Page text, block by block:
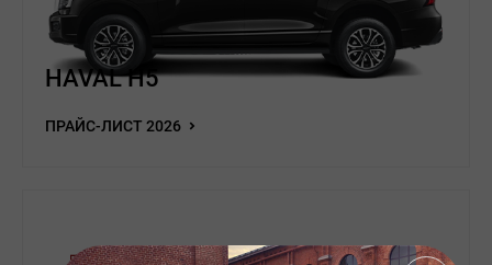
HAVAL H5
ПРАЙС-ЛИСТ 2026